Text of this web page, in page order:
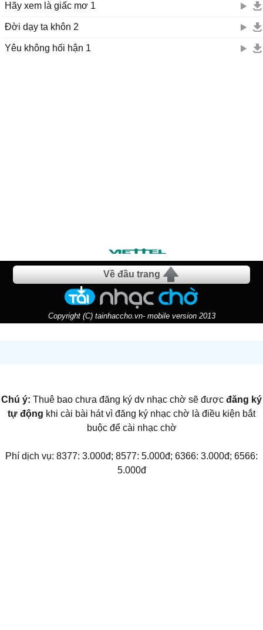
Hãy xem là giấc mơ 1
Đời dạy ta khôn 2
Yêu không hối hận 1
Về đầu trang
Copyright (C) tainhaccho.vn- mobile version 2013
Chú ý: Thuê bao chưa đăng ký dv nhạc chờ sẽ được đăng ký
tự động khi cài bài hát vì đăng ký nhạc chờ là điều kiện bắt
buộc để cài nhạc chờ
Phí dịch vụ: 8377: 3.000đ; 8577: 5.000đ; 6366: 3.000đ; 6566:
5.000đ